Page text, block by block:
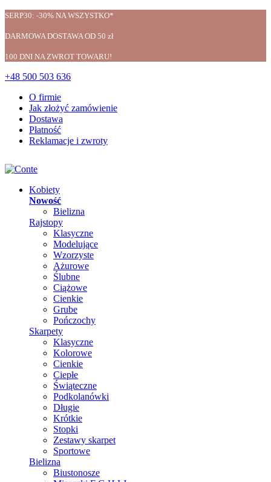
SERP30: -30% NA WSZYSTKO*
DARMOWA DOSTAWA OD 50 zł
100 DNI NA ZWROT TOWARU!
+48 500 503 636
O firmie
Jak złożyć zamówienie
Dostawa
Płatność
Reklamacje i zwroty
Kobiety
Nowość
Bielizna
Rajstopy
Klasyczne
Modelujące
Wzorzyste
Ażurowe
Ślubne
Ciążowe
Cienkie
Grube
Pończochy
Skarpety
Klasyczne
Kolorowe
Cienkie
Ciepłe
Świąteczne
Podkolanówki
Długie
Krótkie
Stopki
Zestawy skarpet
Sportowe
Bielizna
Biustonosze